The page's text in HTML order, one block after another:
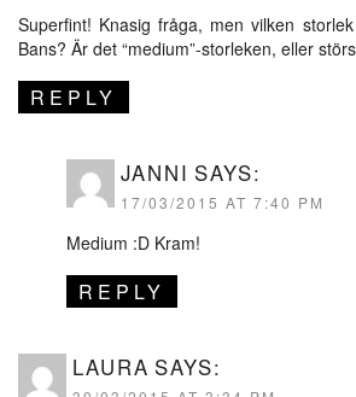
Superfint! Knasig fråga, men vilken
Bans? Är det “medium”-storleken, eller
REPLY
JANNI SAYS:
17/03/2015 AT 7:40 PM
Medium :D Kram!
REPLY
LAURA SAYS: